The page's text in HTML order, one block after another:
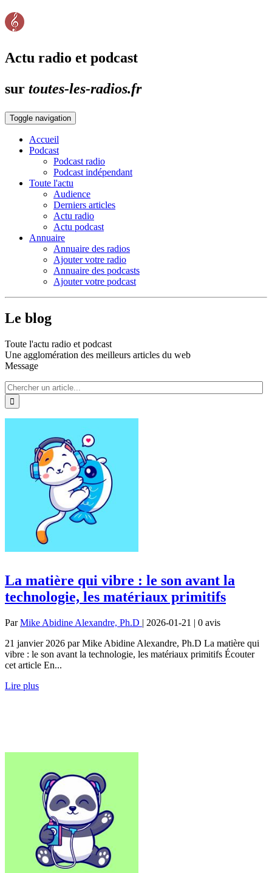
Actu radio et podcast
sur toutes-les-radios.fr
Toggle navigation
Accueil
Podcast
Podcast radio
Podcast indépendant
Toute l'actu
Audience
Derniers articles
Actu radio
Actu podcast
Annuaire
Annuaire des radios
Ajouter votre radio
Annuaire des podcasts
Ajouter votre podcast
Le blog
Toute l'actu radio et podcast
Une agglomération des meilleurs articles du web
Message
La matière qui vibre : le son avant la
technologie, les matériaux primitifs
ParMike Abidine Alexandre, Ph.D | 2026-01-21 | 0 avis
21 janvier 2026 par Mike Abidine Alexandre, Ph.D La matière qui
vibre : le son avant la technologie, les matériaux primitifs Écouter
cet article En...
Lire plus